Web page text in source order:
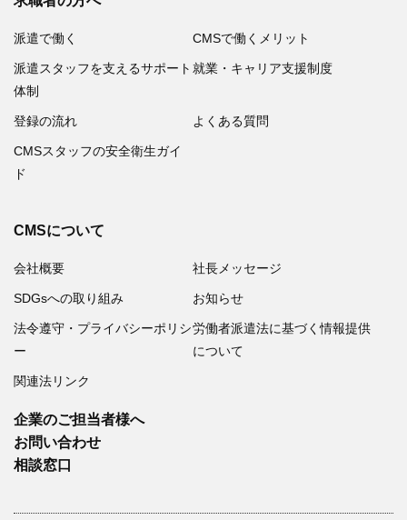
派遣で働く CMSで働くメリット
派遣スタッフを支えるサポート
体制
就業・キャリア支援制度
登録の流れ よくある質問
CMSスタッフの安全衛生ガイ
ド
CMSについて
会社概要 社長メッセージ
SDGsへの取り組み お知らせ
法令遵守・プライバシーポリシ
ー
労働者派遣法に基づく情報提供
について
関連法リンク
企業のご担当者様へ
お問い合わせ
相談窓口